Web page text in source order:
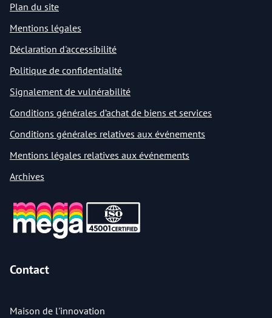
Plan du site
Mentions légales
Déclaration d'accessibilité
Politique de confidentialité
Signalement de vulnérabilité
Conditions générales d’achat de biens et services
Conditions générales relatives aux événements
Mentions légales relatives aux événements
Archives
Contact
Maison de l'innovation